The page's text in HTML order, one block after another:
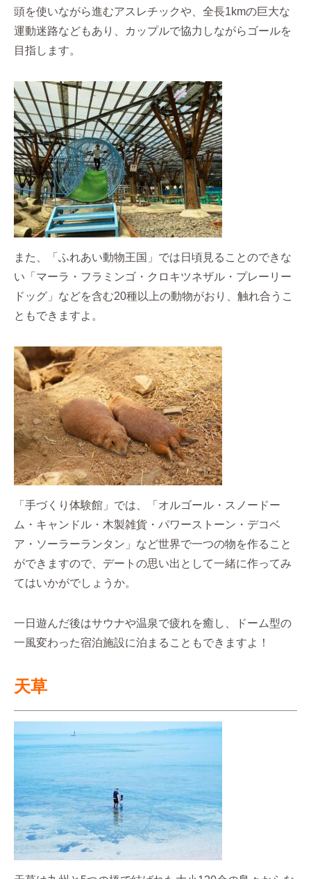
頭を使いながら進むアスレチックや、全長1kmの巨大な
運動迷路などもあり、カップルで協力しながらゴールを
目指します。
また、「ふれあい動物王国」では日頃見ることのできな
い「マーラ・フラミンゴ・クロキツネザル・プレーリー
ドッグ」などを含む20種以上の動物がおり、触れ合うこ
ともできますよ。
「手づくり体験館」では、「オルゴール・スノードー
ム・キャンドル・木製雑貨・パワーストーン・デコベ
ア・ソーラーランタン」など世界で一つの物を作ること
ができますので、デートの思い出として一緒に作ってみ
てはいかがでしょうか。
一日遊んだ後はサウナや温泉で疲れを癒し、ドーム型の
一風変わった宿泊施設に泊まることもできますよ！
天草